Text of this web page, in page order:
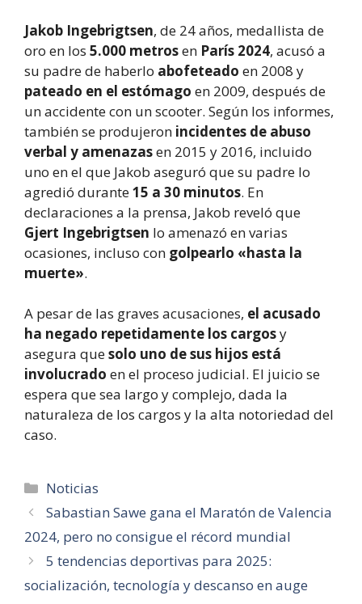
Jakob Ingebrigtsen, de 24 años, medallista de
oro en los 5.000 metrosen París 2024, acusó a
su padre de haberlo abofeteado en 2008 y
pateado en el estómago en 2009, después de
un accidente con un scooter. Según los informes,
también se produjeron incidentes de abuso
verbal y amenazasen 2015 y 2016, incluido
uno en el que Jakob aseguró que su padre lo
agredió durante15 a 30 minutos. En
declaraciones a la prensa, Jakob reveló que
Gjert Ingebrigtsen lo amenazó en varias
ocasiones, incluso con golpearlo «hasta la
muerte».
A pesar de las graves acusaciones, el acusado
ha negado repetidamente los cargosy
asegura quesolo uno de sus hijos está
involucrado en el proceso judicial. El juicio se
espera que sea largo y complejo, dada la
naturaleza de los cargos y la alta notoriedad del
caso.
Categorías
Noticias
Sabastian Sawe gana el Maratón de Valencia
2024, pero no consigue el récord mundial
5 tendencias deportivas para 2025:
socialización, tecnología y descanso en auge